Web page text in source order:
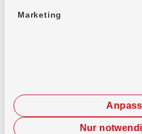
Marketing
Nur
Jetzt chatten